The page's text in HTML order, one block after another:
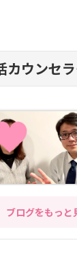
カウンセ
ブログをもっと